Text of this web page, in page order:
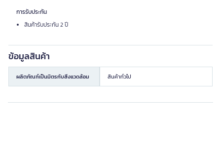
การรับประกัน
สินค้ารับประกัน 2 ปี
ข้อมูลสินค้า
ผลิตภัณฑ์เป็นมิตรกับสิ่งแวดล้อม สินค้าทั่วไป